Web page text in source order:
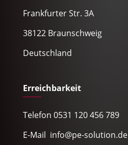
Frankfurter Str. 3A
38122 Braunschweig
Deutschland
Erreichbarkeit
Telefon 0531 120 456 789
E-Mail info@pe-solution.de